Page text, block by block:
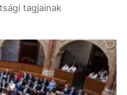
tagjainak